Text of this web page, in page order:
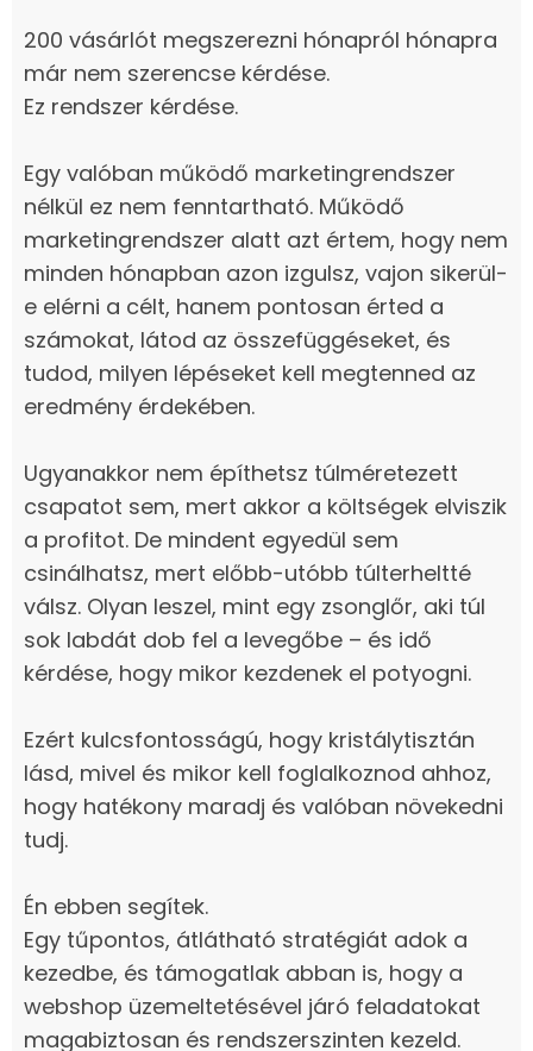
200 vásárlót megszerezni hónapról hónapra
már nem szerencse kérdése.
Ez rendszer kérdése.
Egy valóban működő marketingrendszer
nélkül ez nem fenntartható. Működő
marketingrendszer alatt azt értem, hogy nem
minden hónapban azon izgulsz, vajon sikerül-
e elérni a célt, hanem pontosan érted a
számokat, látod az összefüggéseket, és
tudod, milyen lépéseket kell megtenned az
eredmény érdekében.
Ugyanakkor nem építhetsz túlméretezett
csapatot sem, mert akkor a költségek elviszik
a profitot. De mindent egyedül sem
csinálhatsz, mert előbb-utóbb túlterheltté
válsz. Olyan leszel, mint egy zsonglőr, aki túl
sok labdát dob fel a levegőbe – és idő
kérdése, hogy mikor kezdenek el potyogni.
Ezért kulcsfontosságú, hogy kristálytisztán
lásd, mivel és mikor kell foglalkoznod ahhoz,
hogy hatékony maradj és valóban növekedni
tudj.
Én ebben segítek.
Egy tűpontos, átlátható stratégiát adok a
kezedbe, és támogatlak abban is, hogy a
webshop üzemeltetésével járó feladatokat
magabiztosan és rendszerszinten kezeld.